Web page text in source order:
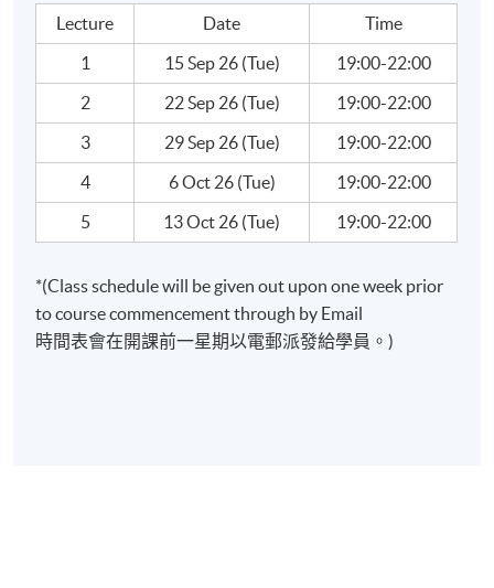
著名投資大師的投資策略：巴菲特、鄧普頓、羅傑斯
環球投資及新興市場投資策略
在逆境下板塊及行業選擇策略
基金投資選擇及分散風險策略
報名代碼
2445-3796NW
Lecture Date
Time
1
15 Sep 26 (Tue)
19:00-22:00
2
22 Sep 26 (Tue)
19:00-22:00
3
29 Sep 26 (Tue)
19:00-22:00
4
6 Oct 26 (Tue)
19:00-22:00
5
13 Oct 26 (Tue) 19:00-22:00
*(Class schedule will be given out upon one week prior
to course commencement through by Email
時間表會在開課前一星期以電郵派發給學員。)